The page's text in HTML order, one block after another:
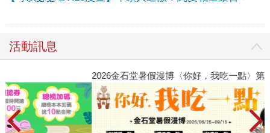
活動訊息
2026金石堂暑假漫博〈你好，我吃一點〉第二波